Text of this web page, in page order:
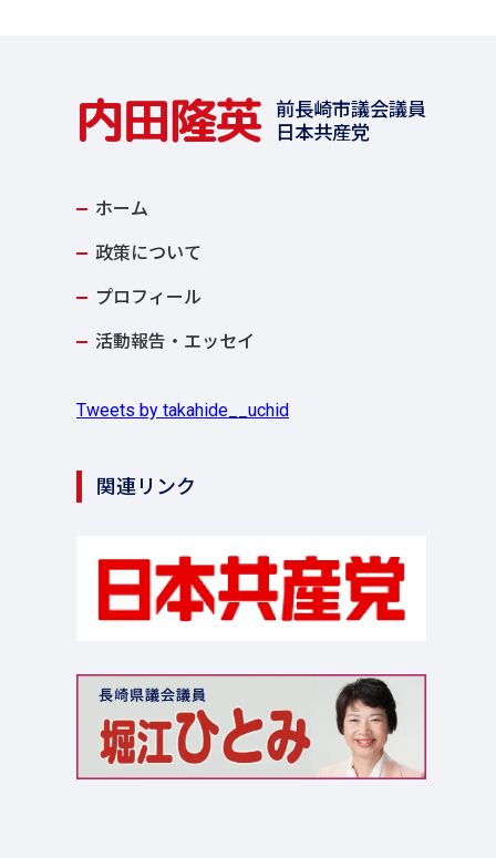
内田隆英
前長崎市議会議員
日本共産党
ホーム
政策について
プロフィール
活動報告・エッセイ
Tweets by takahide__uchid
関連リンク